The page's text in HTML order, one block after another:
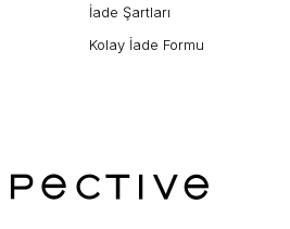
İade Şartları
Kolay İade Formu